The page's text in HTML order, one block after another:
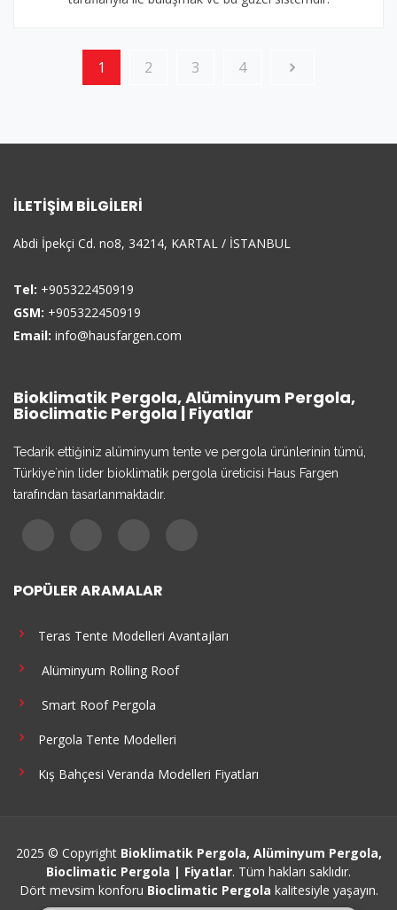
1 2 3 4
İLETIŞIM BILGILERI
Abdi İpekçi Cd. no8, 34214, KARTAL / İSTANBUL
Tel: +905322450919
GSM: +905322450919
Email: info@hausfargen.com
Bioklimatik Pergola, Alüminyum Pergola,
Bioclimatic Pergola | Fiyatlar
Tedarik ettiğiniz alüminyum tente ve pergola ürünlerinin tümü,
Türkiye`nin lider bioklimatik pergola üreticisi Haus Fargen
tarafından tasarlanmaktadır.
POPÜLER ARAMALAR
Teras Tente Modelleri Avantajları
Alüminyum Rolling Roof
Smart Roof Pergola
Pergola Tente Modelleri
Kış Bahçesi Veranda Modelleri Fiyatları
2025 © Copyright Bioklimatik Pergola, Alüminyum Pergola,
Bioclimatic Pergola | Fiyatlar. Tüm hakları saklıdır.
Dört mevsim konforu Bioclimatic Pergola kalitesiyle yaşayın.